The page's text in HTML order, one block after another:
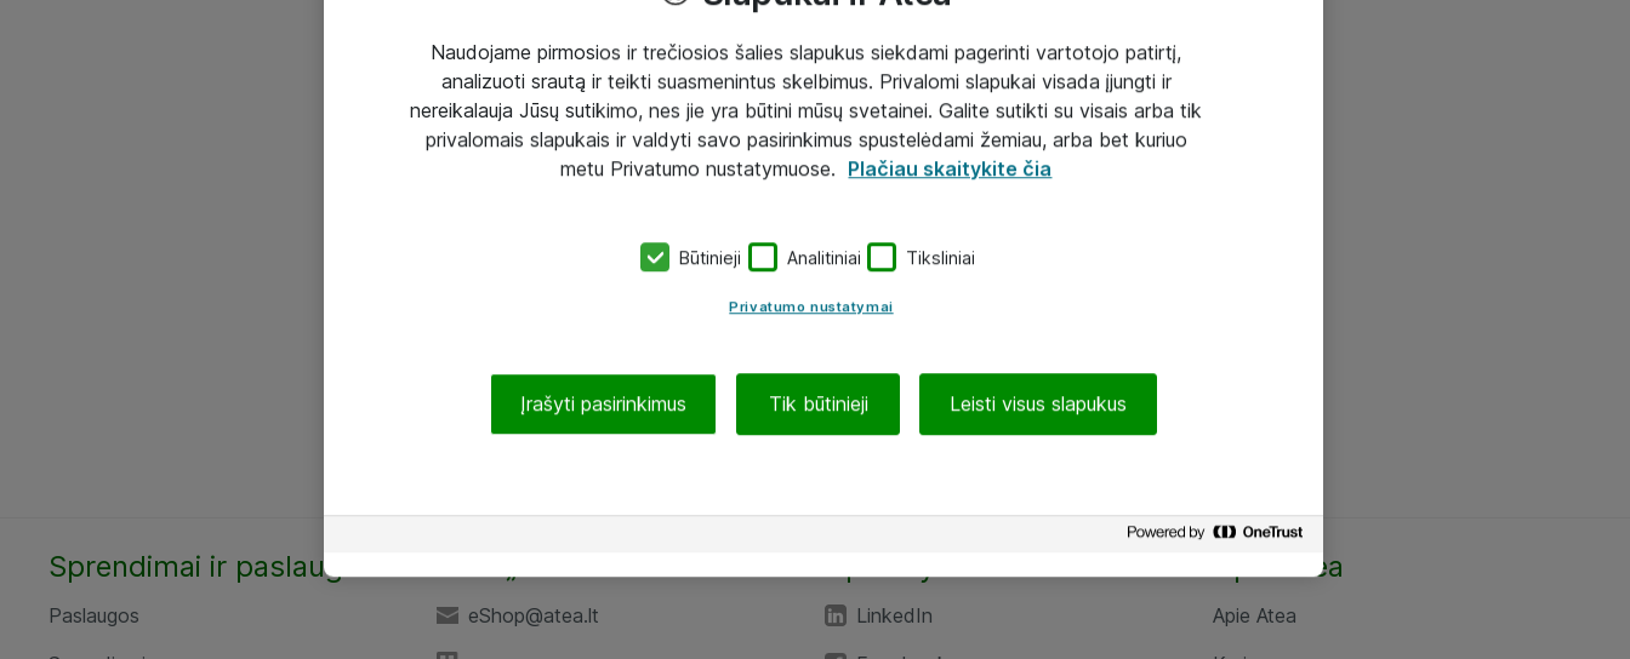
Sprendimai ir paslaugos
Paslaugos
eShop@atea.lt
LinkedIn
Apie Atea
Apie Atea
Naudojame pirmosios ir trečiosios šalies slapukus siekdami pagerinti vartotojo patirtį,
analizuoti srautą ir teikti suasmenintus skelbimus. Privalomi slapukai visada įjungti ir
nereikalauja Jūsų sutikimo, nes jie yra būtini mūsų svetainei. Galite sutikti su visais arba tik
privalomais slapukais ir valdyti savo pasirinkimus spustelėdami žemiau, arba bet kuriuo
metu Privatumo nustatymuose. Plačiau skaitykite čia
Būtinieji Analitiniai Tiksliniai
Privatumo nustatymai
Įrašyti pasirinkimus Tik būtinieji Leisti visus slapukus